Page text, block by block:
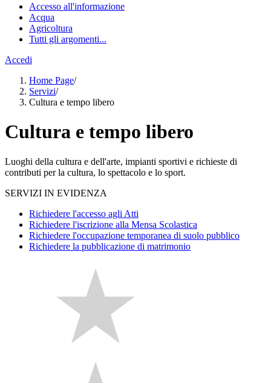
Accesso all'informazione
Acqua
Agricoltura
Tutti gli argomenti...
Accedi
Home Page/
Servizi/
Cultura e tempo libero
Cultura e tempo libero
Luoghi della cultura e dell'arte, impianti sportivi e richieste di
contributi per la cultura, lo spettacolo e lo sport.
SERVIZI IN EVIDENZA
Richiedere l'accesso agli Atti
Richiedere l'iscrizione alla Mensa Scolastica
Richiedere l'occupazione temporanea di suolo pubblico
Richiedere la pubblicazione di matrimonio